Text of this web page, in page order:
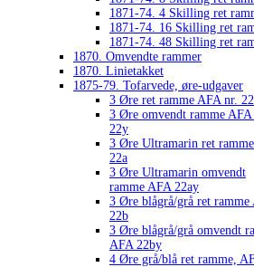
1871-74. 4 Skilling ret
1871-74. 16 Skilling ret
1871-74. 48 Skilling ret
1870. Omvendte rammer
1870. Linietakket
1875-79. Tofarvede, øre-udgaver
3 Øre ret ramme AFA nr. 22
3 Øre omvendt ramme AFA
22y
3 Øre Ultramarin ret
22a
3 Øre Ultramarin omvendt
ramme AFA 22ay
3 Øre blågrå/grå ret ramme
22b
3 Øre blågrå/grå omvendt
AFA 22by
4 Øre grå/blå ret ramme,